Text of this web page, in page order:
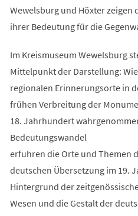
Wewelsburg und Höxter zeigen
ihrer Bedeutung für die
Im Kreismuseum Wewelsburg
Mittelpunkt der Darstellung:
regionalen Erinnerungsorte in
frühen Verbreitung der
18. Jahrhundert
Bedeutungswandel
erfuhren die Orte und Themen
deutschen Übersetzung im 19.
Hintergrund der
Wesen und die Gestalt der